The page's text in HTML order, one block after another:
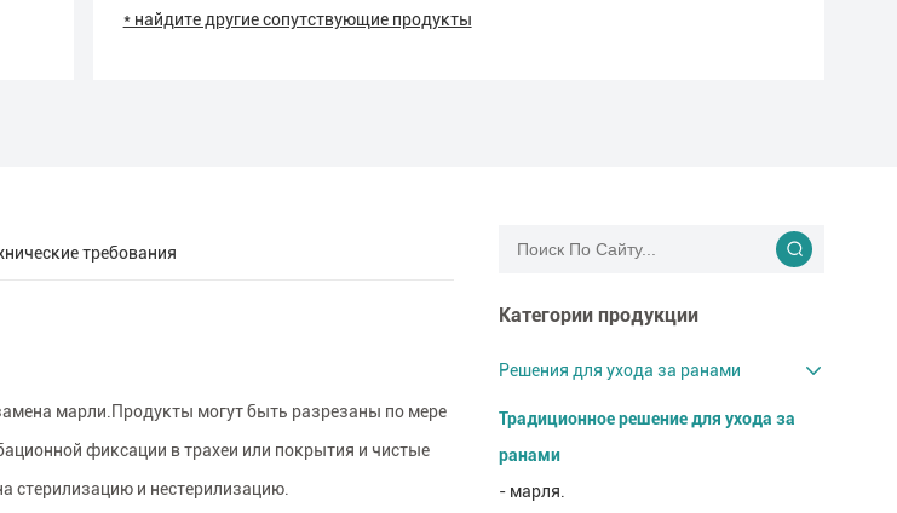
* найдите другие сопутствующие продукты
требования
марли.Продукты могут быть разрезаны по мере
фиксации в трахеи или покрытия и чистые
стерилизацию и нестерилизацию.
Категории продукции
Решения для ухода за ранами
Традиционное решение для ухода за
ранами
- марля.